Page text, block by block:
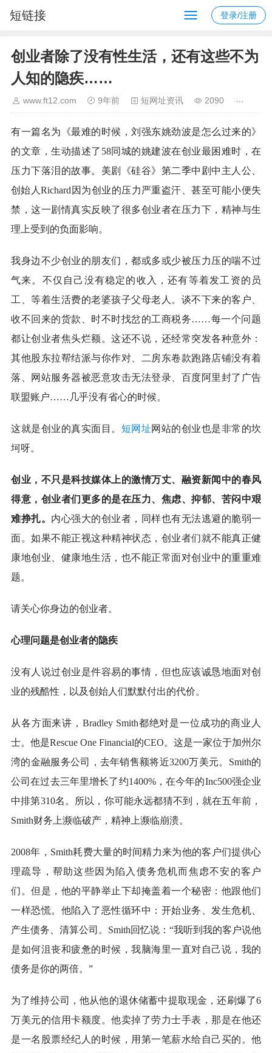
短链接 登录/注册
创业者除了没有性生活，还有这些不为
人知的隐疾……
www.ft12.com 9年前 短网址资讯 2090
有一篇名为《最难的时候，刘强东姚劲波是怎么过来的》
的文章，生动描述了58同城的姚建波在创业最困难时，在
压力下落泪的故事。美剧《硅谷》第二季中剧中主人公、
创始人Richard因为创业的压力严重盗汗、甚至可能小便失
禁，这一剧情真实反映了很多创业者在压力下，精神与生
理上受到的负面影响。
我身边不少创业的朋友们，都或多或少被压力压的喘不过
气来。不仅自己没有稳定的收入，还有等着发工资的员
工、等着生活费的老婆孩子父母老人。谈不下来的客户、
收不回来的货款、时不时找岔的工商税务……每一个问题
都让创业者焦头烂额。这还不说，还经常突发各种意外：
其他股东拉帮结派与你作对、二房东卷款跑路店铺没有着
落、网站服务器被恶意攻击无法登录、百度阿里封了广告
联盟账户……几乎没有省心的时候。
这就是创业的真实面目。 短网址网站的创业也是非常的坎
坷呀。
创业，不只是科技媒体上的激情万丈、融资新闻中的春风
得意，创业者们更多的是在压力、焦虑、抑郁、苦闷中艰
难挣扎。 内心强大的创业者，同样也有无法逃避的脆弱一
面。如果不能正视这种精神状态，创业者们就不能真正健
康地创业、健康地生活，也不能正常面对创业中的重重难
题。
请关心你身边的创业者。
心理问题是创业者的隐疾
没有人说过创业是件容易的事情，但也应该诚恳地面对创
业的残酷性，以及创始人们默默付出的代价。
从各方面来讲，Bradley Smith都绝对是一位成功的商业人
士。他是Rescue One Financial的CEO。这是一家位于加州尔
湾的金融服务公司，去年销售额将近3200万美元。Smith的
公司在过去三年里增长了约1400%，在今年的Inc500强企业
中排第310名。所以，你可能永远都猜不到，就在五年前，
Smith财务上濒临破产，精神上濒临崩溃。
2008年，Smith耗费大量的时间精力来为他的客户们提供心
理疏导，帮助这些因为陷入债务危机而焦虑不安的客户
们。但是，他的平静举止下却掩盖着一个秘密：他跟他们
一样恐慌。他陷入了恶性循环中：开始业务、发生危机、
产生债务、清算公司。Smith回忆说：“我听到我的客户说他
是如何沮丧和疲惫的时候，我脑海里一直对自己说，我的
债务是你的两倍。”
为了维持公司，他从他的退休储蓄中提取现金，还刷爆了6
万美元的信用卡额度。他卖掉了劳力士手表，那是在他还
是一名股票经纪人的时候，用第一笔薪水给自己买的。他